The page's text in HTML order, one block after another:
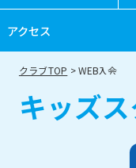
アクセス
クラブTOP WEB入会
キッズ